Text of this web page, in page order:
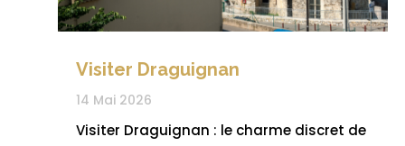
Visiter Draguignan
14 Mai 2026
Visiter Draguignan : le charme discret de